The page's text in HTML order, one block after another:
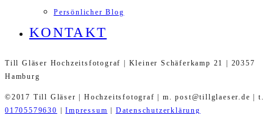
Persönlicher Blog
KONTAKT
Till Gläser Hochzeitsfotograf | Kleiner Schäferkamp 21 | 20357
Hamburg
©2017 Till Gläser | Hochzeitsfotograf | m. post@tillglaeser.de | t.
01705579630
|Impressum Datenschutzerklärung